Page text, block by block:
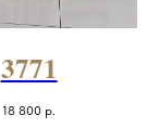
3771
18 800 р.